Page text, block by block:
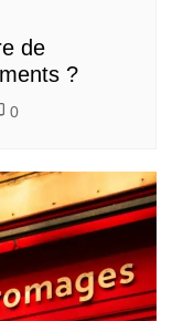
de
?
0